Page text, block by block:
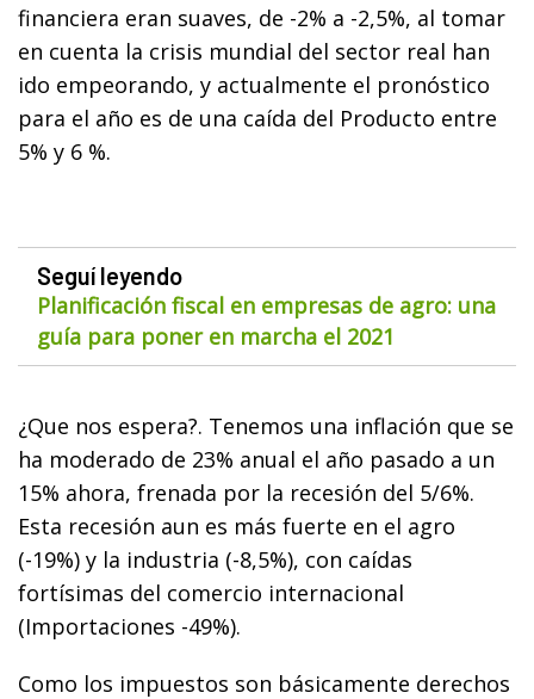
financiera eran suaves, de -2% a -2,5%, al tomar
en cuenta la crisis mundial del sector real han
ido empeorando, y actualmente el pronóstico
para el año es de una caída del Producto entre
5% y 6 %.
Seguí leyendo
Planificación fiscal en empresas de agro: una
guía para poner en marcha el 2021
¿Que nos espera?. Tenemos una inflación que se
ha moderado de 23% anual el año pasado a un
15% ahora, frenada por la recesión del 5/6%.
Esta recesión aun es más fuerte en el agro
(-19%) y la industria (-8,5%), con caídas
fortísimas del comercio internacional
(Importaciones -49%).
Como los impuestos son básicamente derechos